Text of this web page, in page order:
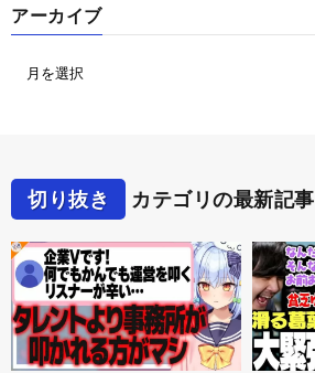
アーカイブ
切り抜き カテゴリの最新記事